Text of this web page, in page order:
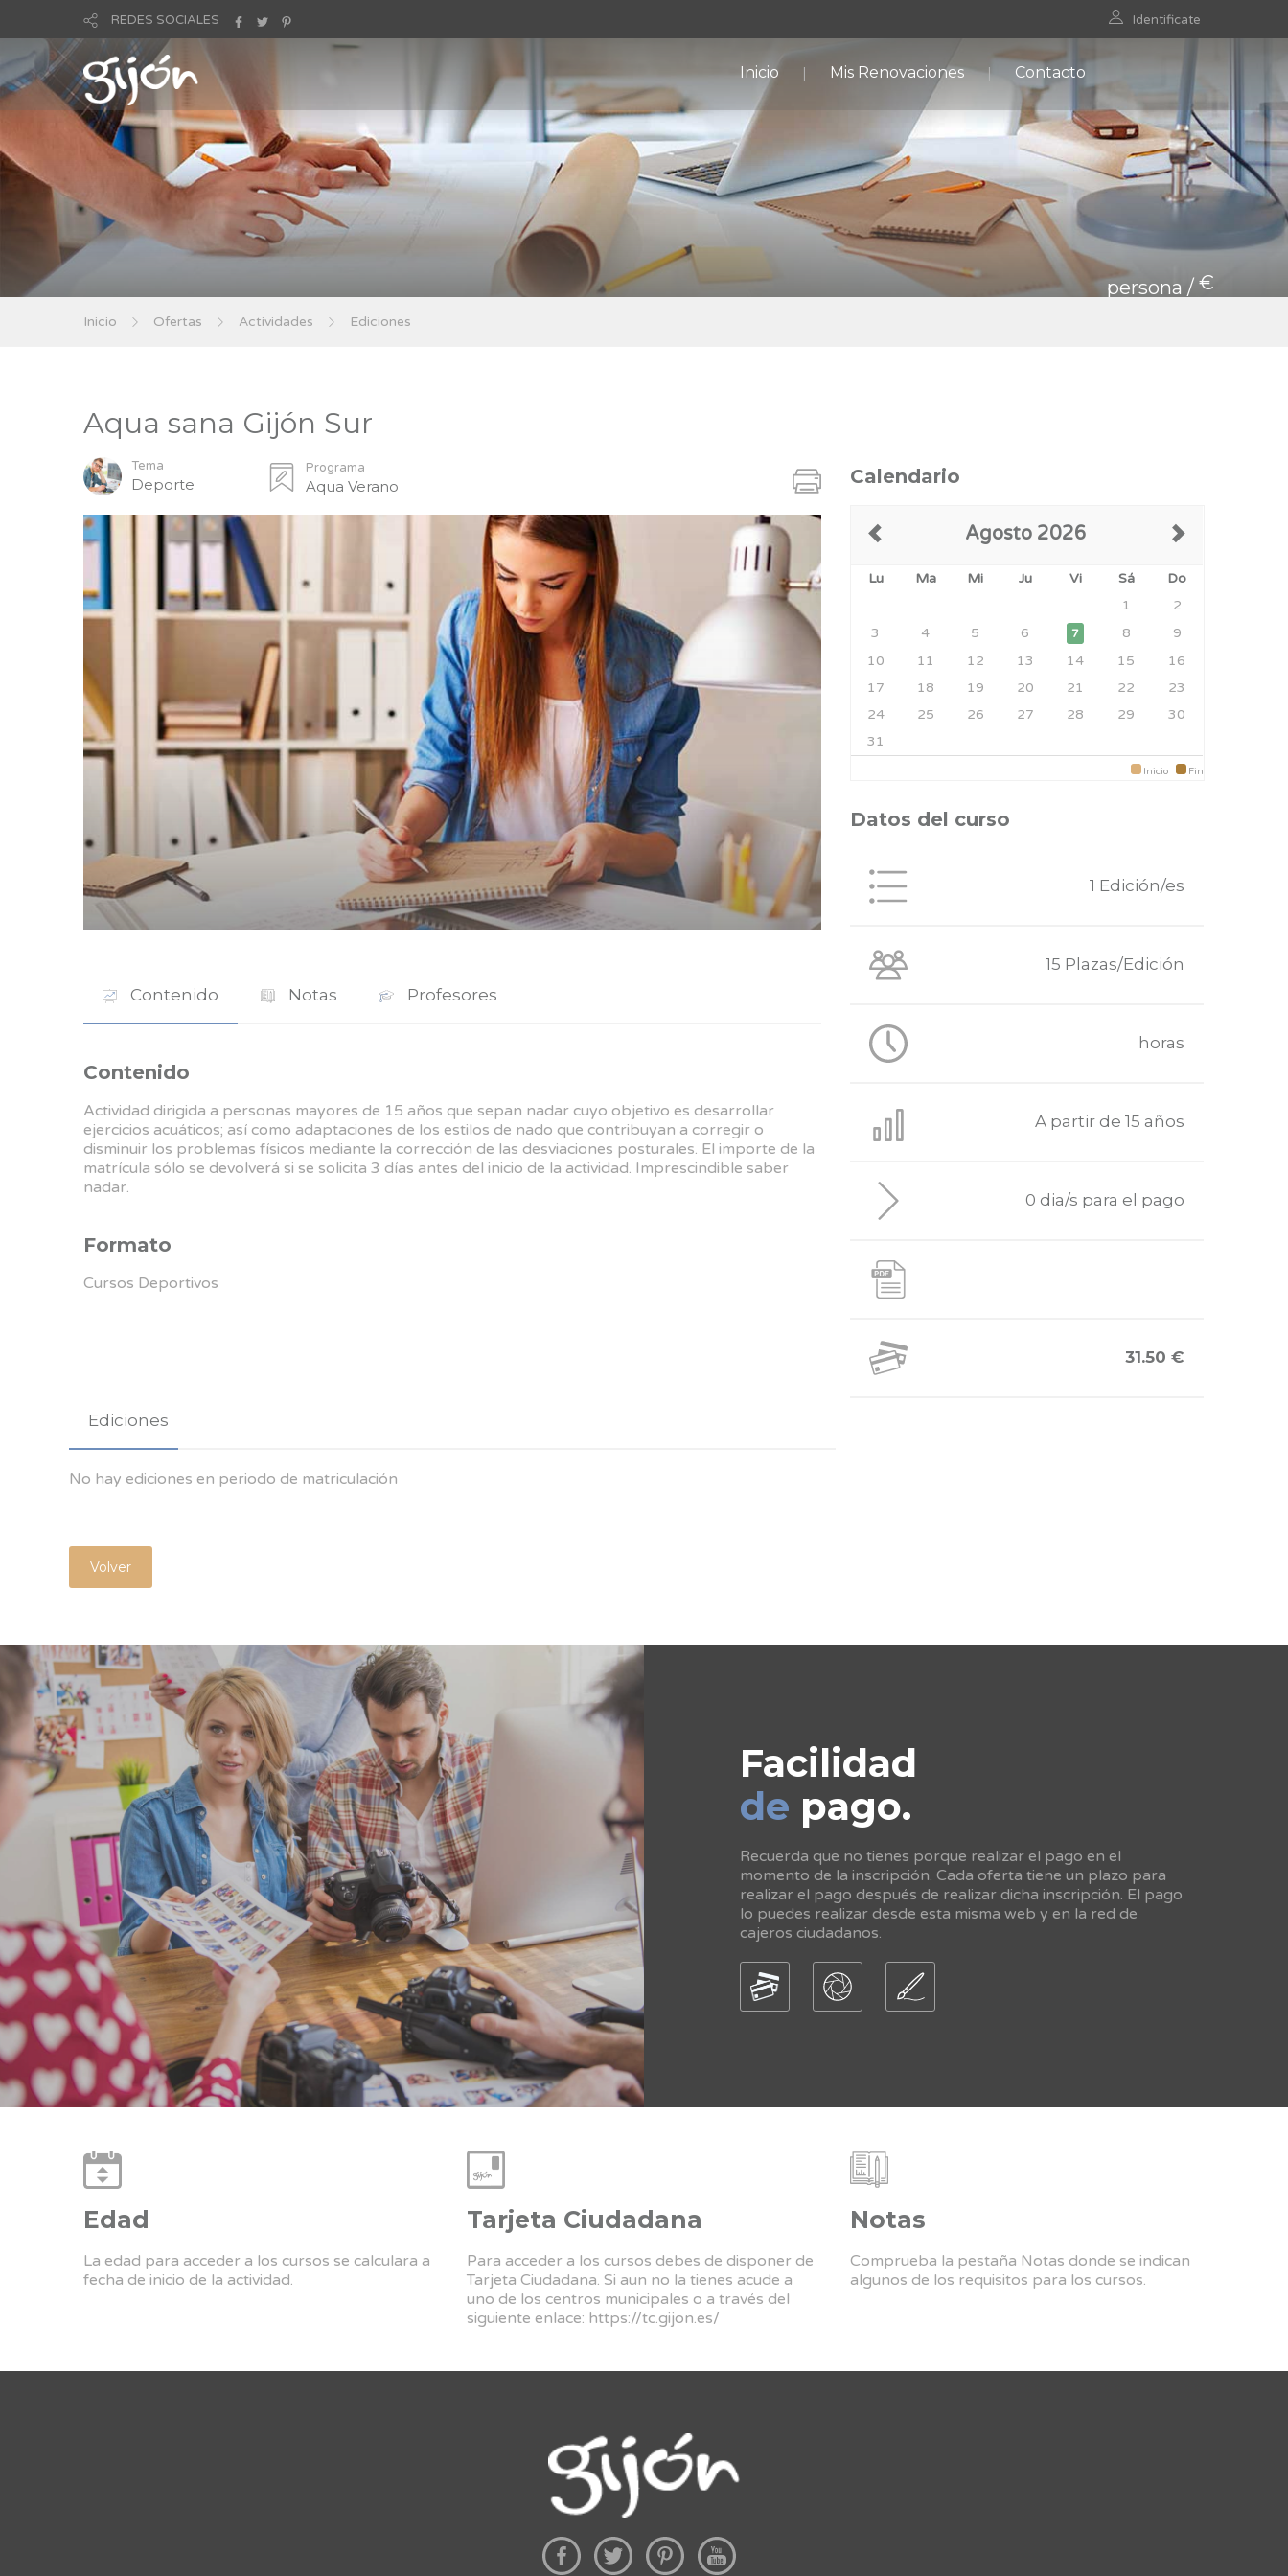
REDES SOCIALES Identificate
Inicio Mis Renovaciones Contacto
persona / €
Inicio Ofertas Actividades Ediciones
Aqua sana Gijón Sur
Tema
Deporte
Programa
Aqua Verano
Contenido Notas Profesores
Contenido
Actividad dirigida a personas mayores de 15 años que sepan nadar cuyo objetivo es desarrollar
ejercicios acuáticos; así como adaptaciones de los estilos de nado que contribuyan a corregir o
disminuir los problemas físicos mediante la corrección de las desviaciones posturales. El importe de la
matrícula sólo se devolverá si se solicita 3 días antes del inicio de la actividad. Imprescindible saber
nadar.
Formato
Cursos Deportivos
Ediciones
No hay ediciones en periodo de matriculación
Calendario
Agosto 2026
Lu Ma Mi Ju Vi Sá
Do
1
2
3
4 5 6 7 8
9
10
11 12 13 14 15
16
17
18 19 20 21 22
23
24
25 26 27 28 29
30
31
Inicio Fin
Datos del curso
1 Edición/es
15 Plazas/Edición
horas
A partir de 15 años
0 dia/s para el pago
31.50 €
Volver
Facilidad
de pago.
Recuerda que no tienes porque realizar el pago en el
momento de la inscripción. Cada oferta tiene un plazo para
realizar el pago después de realizar dicha inscripción. El pago
lo puedes realizar desde esta misma web y en la red de
cajeros ciudadanos.
Edad
La edad para acceder a los cursos se calculara a
fecha de inicio de la actividad.
Tarjeta Ciudadana
Para acceder a los cursos debes de disponer de
Tarjeta Ciudadana. Si aun no la tienes acude a
uno de los centros municipales o a través del
siguiente enlace: https://tc.gijon.es/
Notas
Comprueba la pestaña Notas donde se indican
algunos de los requisitos para los cursos.